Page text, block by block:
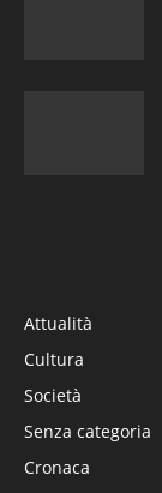
Attualità
Cultura
Società
Senza categoria
Cronaca